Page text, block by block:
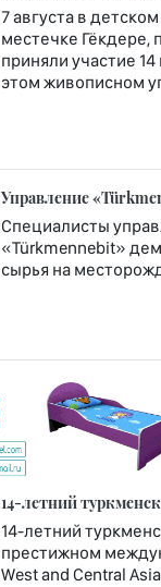
7 августа в
местечке Гёкдере,
приняли участие
этом живописном
Управление
Специалисты
«Türkmennebit»
сырья на
14-летний
14-летний
престижном
West and Central